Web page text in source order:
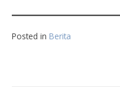
Posted in Berita